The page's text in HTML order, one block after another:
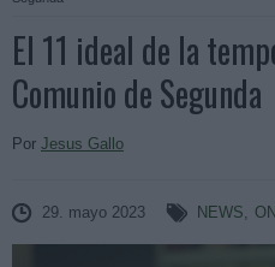
El 11 ideal de la
Comunio de Segunda
Por Jesus Gallo
29. mayo 2023 NEWS,